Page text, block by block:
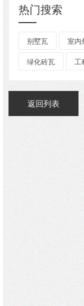
热门搜索
别墅瓦 室内
绿化砖瓦 工
返回列表